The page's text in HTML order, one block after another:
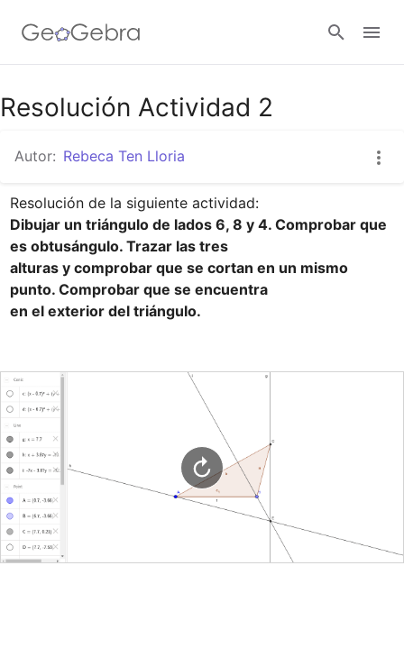
Google Classroom
Aula GeoGebra
Valideu-vos
Resolución Actividad 2
Autor: Rebeca Ten Lloria
Resolución de la siguiente actividad:
Dibujar un triángulo de lados 6, 8 y 4. Comprobar que
es obtusángulo. Trazar las tres
alturas y comprobar que se cortan en un mismo
punto. Comprobar que se encuentra
en el exterior del triángulo.